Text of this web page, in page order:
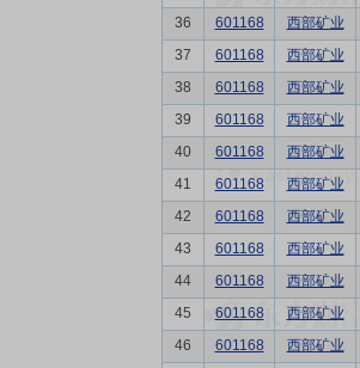
36
601168 西部矿业
37
601168 西部矿业
38
601168 西部矿业
39
601168 西部矿业
40
601168 西部矿业
41
601168 西部矿业
42
601168 西部矿业
43
601168 西部矿业
44
601168 西部矿业
45
601168 西部矿业
46
601168 西部矿业